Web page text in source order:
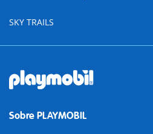
SKY TRAILS
Sobre PLAYMOBIL